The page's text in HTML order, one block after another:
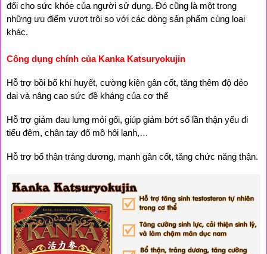
đối cho sức khỏe của người sử dụng. Đó cũng là một trong
những ưu điểm vượt trội so với các dòng sản phẩm cùng loại
khác.
Công dụng chính của Kanka Katsuryokujin
Hỗ trợ bồi bổ khí huyết, cường kiện gân cốt, tăng thêm độ dẻo
dai và nâng cao sức đề kháng của cơ thể
Hỗ trợ giảm đau lưng mỏi gối, giúp giảm bớt số lần thận yếu đi
tiểu đêm, chân tay đổ mồ hôi lạnh,…
Hỗ trợ bổ thận tráng dương, mạnh gân cốt, tăng chức năng thận.